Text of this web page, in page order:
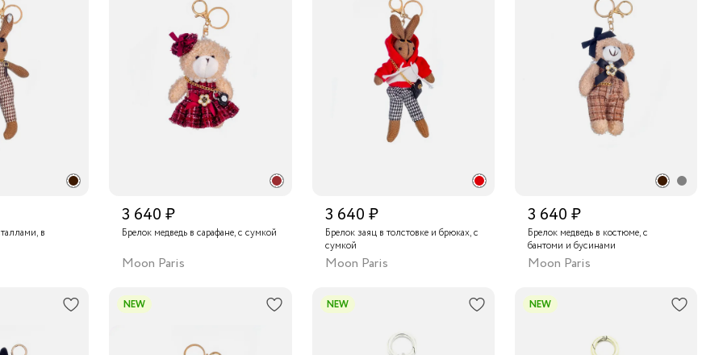
в
3 640 ₽
Брелок медведь в сарафане, с сумкой
Moon Paris
3 640 ₽
Брелок заяц в толстовке и брюках, с
сумкой
Moon Paris
3 640 ₽
Брелок медведь в костюме, с
бантоми и бусинами
Moon Paris
NEW NEW NEW